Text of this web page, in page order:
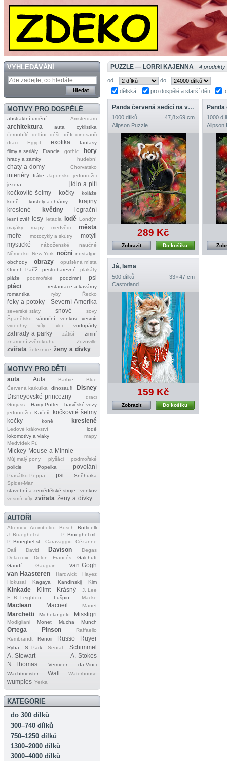
VYHLEDÁVÁNÍ
MOTIVY PRO DOSPĚLÉ
abstraktní umění Amsterdam
architektura auta
cyklistika
černobílé
delfíni déšť děti dinosauři
draci
Egypt exotika
fantasy
filmy a seriály
Francie gothic hory
hrady a zámky hudební
chaty a domy Chorvatsko
interiéry Itálie Japonsko
jednorožci
jezera
jídlo a pití
kočkovité šelmy
kočky
koláže
koně
kostely a chrámy
krajiny
kreslené
květiny legrační
lesní zvěř lesy letadla lodě Londýn
majáky
mapy medvědi
města
moře
motocykly a skútry
motýli
mystické
náboženské
naučné
Německo
New York noční nostalgie
obchody
obrazy
opuštěná místa
Orient
Paříž pestrobarevné
plakáty
pláže
podmořské podzimní
psi
ptáci
restaurace a kavárny
romantika
ryby Řecko
řeky a potoky Severní Amerika
severské státy snové
sovy
Španělsko
vánoční venkov
vesmír
videohry
víly vlci vodopády
zahrady a parky zátiší
zimní
znamení zvěrokruhu
Zozoville
zvířata železnice ženy a dívky
MOTIVY PRO DĚTI
auta Auta Barbie
Blue
Červená karkulka
dinosauři
Disney
Disneyovské princezny
draci
Gorjuss
Harry Potter
hasičské vozy
jednorožci
Kačeři
kočkovité šelmy
kočky
koně kreslené
Ledové království
lodě
lokomotivy a vlaky
mapy
Medvídek Pú
Mickey Mouse a Minnie
Můj malý pony plyšáci
podmořské
policie
Popelka povolání
Prasátko Peppa psi
Sněhurka
Spider‐Man
stavební a zemědělské stroje
venkov
vesmír víly zvířata ženy a dívky
AUTOŘI
Afremov Arcimboldo Bosch
Botticelli
J. Brueghel st.
P. Brueghel ml.
P. Brueghel st.
Caravaggio
Cézanne
Dalí
David Davison
Degas
Delacroix
Delon Francés
Galchutt
Gaudí
Gauguin
van Gogh
van Haasteren
Hardwick
Hayez
Hokusai
Kagaya Kandinskij Kim
Kinkade Klimt Krásný
J. Lee
E. B. Leighton
Lušpin Macke
Maclean Macneil Manet
Marchetti Michelangelo Misstigri
Modigliani Monet Mucha Munch
Ortega Pinson
Raffaello
Rembrandt
Renoir Russo Ruyer
Ryba S. Park Seurat
Schimmel
A. Stewart
A. Stokes
N. Thomas
Vermeer
da Vinci
Wachtmeister
Wall Waterhouse
wumples Yerka
KATEGORIE
do 300 dílků
300–740 dílků
750–1250 dílků
1300–2000 dílků
3000–4000 dílků
PUZZLE — LORRI KAJENNA 4 produkty
od
do
dětská
pro dospělé a starší děti
Panda červená sedící na větvi
1000 dílků
47,8 × 69 cm
Alipson Puzzle
289 Kč
Do košíku
Zobrazit
1000
Alipson
Já, lama
500 dílků
33 × 47 cm
Castorland
159 Kč
Do košíku
Zobrazit